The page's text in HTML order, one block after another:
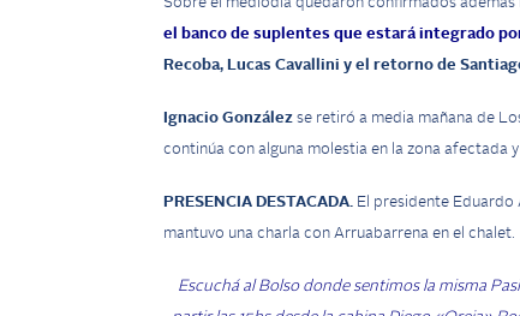
el banco de suplentes que estará integrado
Recoba, Lucas Cavallini y el retorno de
Ignacio Gonzálezse retiró a media mañana de
continúa con alguna molestia en la zona afectada
PRESENCIA DESTACADA.El presidente Eduardo
mantuvo una charla con Arruabarrena en el chalet.
Escuchá al Bolso donde sentimos la misma